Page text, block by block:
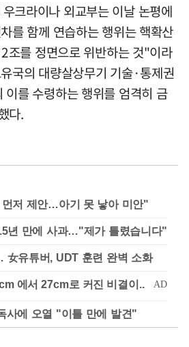
크라이나 외교부는 이날 논평에
를 함께 연습하는 행위는 핵확산
조를 정면으로 위반하는 것"이라
국의 대량살상무기 기술·통제권
이를 수령하는 행위를 엄격히 금
다.
저 제안…아기 못 낳아 미안"
년 만에 사과…"제가 틀렸습니다"
女유튜버, UDT 훈련 완벽 소화
사에 오열 "이틀 만에 발견"